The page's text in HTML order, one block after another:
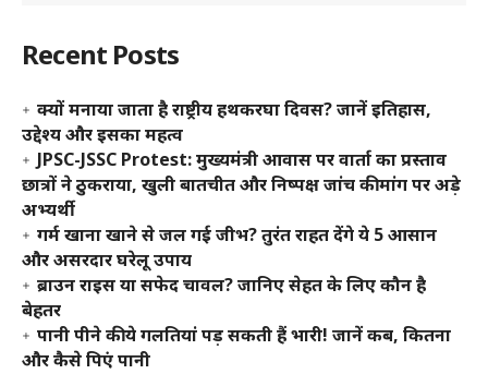
Recent Posts
क्यों मनाया जाता है राष्ट्रीय हथकरघा दिवस? जानें इतिहास,
उद्देश्य और इसका महत्व
JPSC-JSSC Protest: मुख्यमंत्री आवास पर वार्ता का प्रस्ताव
छात्रों ने ठुकराया, खुली बातचीत और निष्पक्ष जांच की मांग पर अड़े
अभ्यर्थी
गर्म खाना खाने से जल गई जीभ? तुरंत राहत देंगे ये 5 आसान
और असरदार घरेलू उपाय
ब्राउन राइस या सफेद चावल? जानिए सेहत के लिए कौन है
बेहतर
पानी पीने की ये गलतियां पड़ सकती हैं भारी! जानें कब, कितना
और कैसे पिएं पानी